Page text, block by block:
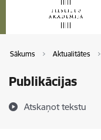
Sākums Aktualitātes
Publikācijas
Atskaņot tekstu